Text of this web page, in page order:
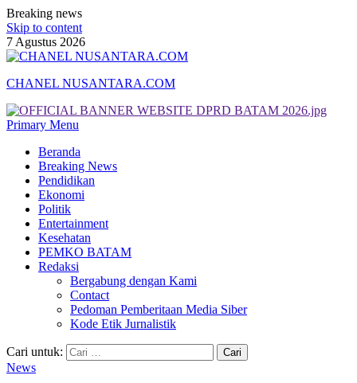
Breaking news
Skip to content
7 Agustus 2026
CHANEL NUSANTARA.COM
Primary Menu
Beranda
Breaking News
Pendidikan
Ekonomi
Politik
Entertainment
Kesehatan
PEMKO BATAM
Redaksi
Bergabung dengan Kami
Contact
Pedoman Pemberitaan Media Siber
Kode Etik Jurnalistik
Cari untuk:
News